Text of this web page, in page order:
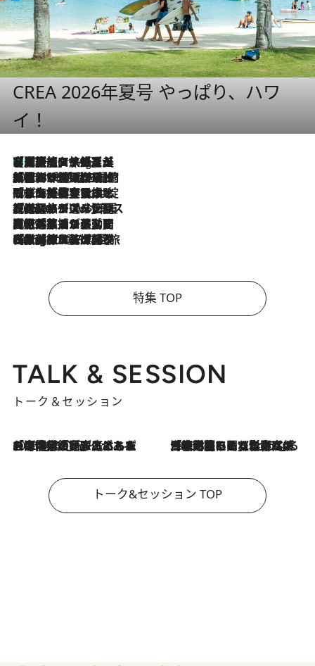
CREA 2026年夏号 やっぱり、ハワ
イ！
10 Hours Ago
【厳選旅コスメ】「多機能アイテムがメイン！」旅好き美容エディターが選んだ夏旅ベストコスメを発表【Mサイズジップ】
2026.8.6
「荷物が増えるほど旅ストレスは増す」美容ジャーナリストがたどり着いた最終結論。“化粧品を劇的に減らす”感動の凝縮美容とは
2026.8.6
「旅先には金髪ウィッグを持参」日本と同じメイクでは損してる!? 美容ジャーナリストが提案する“掟破りの旅美容”とは
2026.8.6
【厳選旅コスメ】「身軽さ＆UV対策重視！」ヘアアーティストshucoが選んだ夏旅ベストコスメを発表【Mサイズジップ】
2026.8.5
【厳選旅コスメ】国内をあちこち移動する河井菜摘が選んだ夏旅ベストコスメ発表！「リラックスアイテムはマスト」【Mサイズジップ】
2026.8.4
【厳選旅コスメ】「紫外線＆乾燥対策しながらメイク感も！」ヘア＆メイクGeorgeが選んだ夏旅ベストコスメを発表！【Mサイズジップ】
特集 TOP
TALK & SESSION
トーク＆セッション
2026.8.3
「今後値上げがあるとすれば…」「リスクがあるのは今年の冬」エネルギー専門家が語る、ホルムズ海峡封鎖が家庭にもたらす“ある心配” 2026.8.3
「住宅建てられない…」「サーチャージ料の高値が続いている」ホルムズ海峡封鎖による影響はいつまで続く？《エネルギー専門家に聞く“どうなる日本の暮らし”》
トーク&セッション TOP